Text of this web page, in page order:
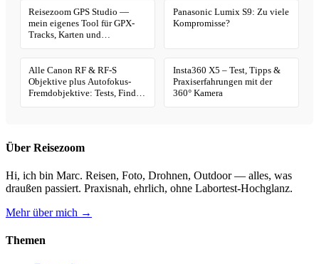
Reisezoom GPS Studio —
mein eigenes Tool für GPX-
Tracks, Karten und
Panasonic Lumix S9: Zu viele
Kompromisse?
Alle Canon RF & RF-S
Objektive plus Autofokus-
Fremdobjektive: Tests, Finder
Insta360 X5 – Test, Tipps &
Praxiserfahrungen mit der
360° Kamera
Über Reisezoom
Hi, ich bin Marc. Reisen, Foto, Drohnen, Outdoor — alles, was
draußen passiert. Praxisnah, ehrlich, ohne Labortest-Hochglanz.
Mehr über mich →
Themen